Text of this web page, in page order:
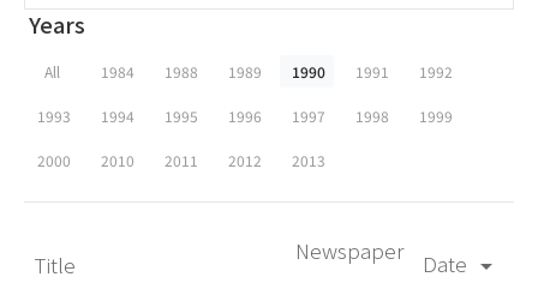
Years
All 1984 1988 1989 1990 1991 1992
1993 1994 1995 1996 1997 1998 1999
2000 2010 2011 2012 2013
Title Newspaper Date arrow_drop_down